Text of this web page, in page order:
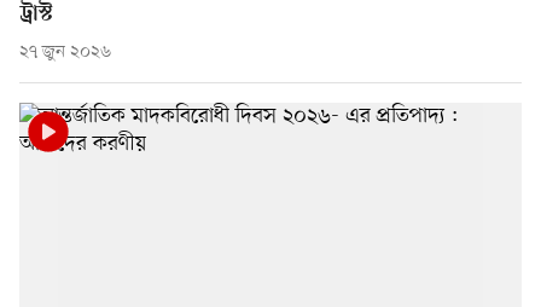
ট্রাস্ট
২৭ জুন ২০২৬